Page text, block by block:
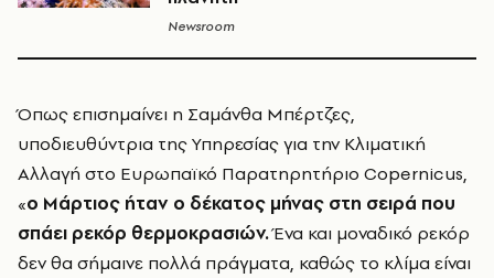
Newsroom
Όπως επισημαίνει η Σαμάνθα Μπέρτζες,
υποδιευθύντρια της Υπηρεσίας για την Κλιματική
Αλλαγή στο Ευρωπαϊκό Παρατηρητήριο Copernicus,
«ο Μάρτιος ήταν ο δέκατος μήνας στη σειρά που
σπάει ρεκόρ θερμοκρασιών.Ένα και μοναδικό ρεκόρ
δεν θα σήμαινε πολλά πράγματα, καθώς το κλίμα είναι